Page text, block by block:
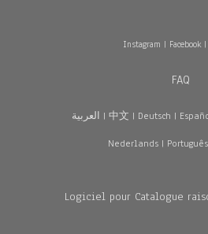
Instagram | Facebook|
FAQ
العربية | 中文 | Deutsch |
Nederlands| Português
Logiciel pour Catalogue